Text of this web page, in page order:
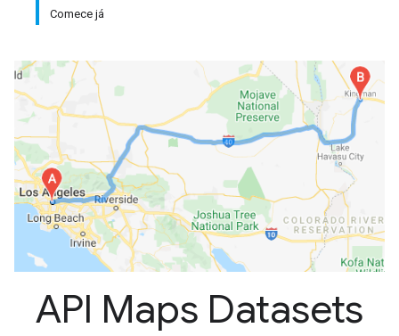
Comece já
API Maps Datasets